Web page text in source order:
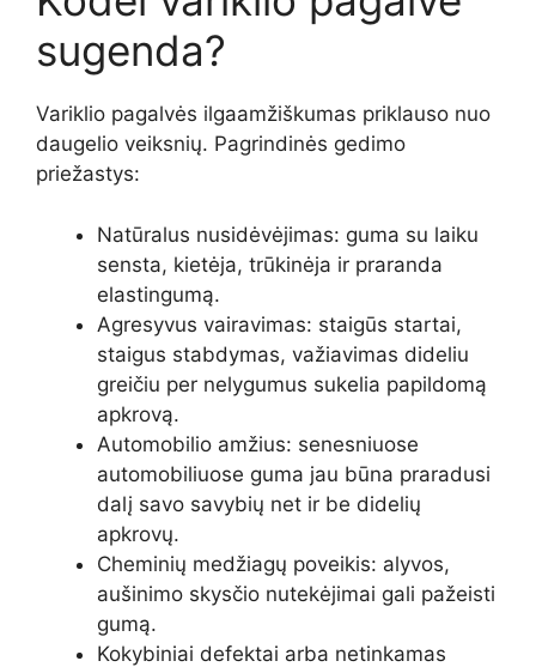
sugenda?
Variklio pagalvės ilgaamžiškumas priklauso nuo
daugelio veiksnių. Pagrindinės gedimo
priežastys:
Natūralus nusidėvėjimas: guma su laiku
sensta, kietėja, trūkinėja ir praranda
elastingumą.
Agresyvus vairavimas: staigūs startai,
staigus stabdymas, važiavimas dideliu
greičiu per nelygumus sukelia papildomą
apkrovą.
Automobilio amžius: senesniuose
automobiliuose guma jau būna praradusi
dalį savo savybių net ir be didelių
apkrovų.
Cheminių medžiagų poveikis: alyvos,
aušinimo skysčio nutekėjimai gali pažeisti
gumą.
Kokybiniai defektai arba netinkamas